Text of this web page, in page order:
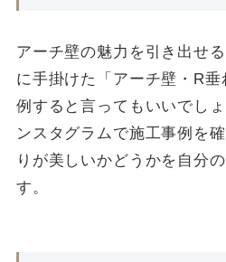
アーチ壁の魅力を引き出せ
に手掛けた「アーチ壁・R
例すると言ってもいいでし
ンスタグラムで施工事例を
りが美しいかどうかを自分
す。